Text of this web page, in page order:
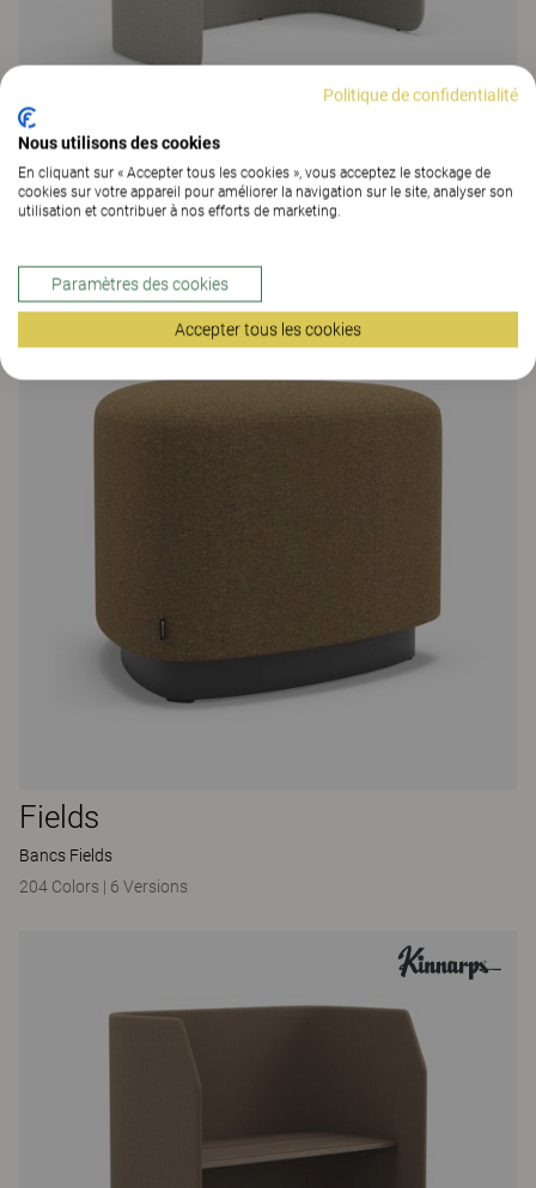
Fields
Fields, penderie
Fields
Bancs Fields
204 Colors | 6 Versions
Politique de confidentialité
Nous utilisons des cookies
En cliquant sur « Accepter tous les cookies », vous acceptez le stockage de
cookies sur votre appareil pour améliorer la navigation sur le site, analyser son
utilisation et contribuer à nos efforts de marketing.
Paramètres des cookies
Accepter tous les cookies